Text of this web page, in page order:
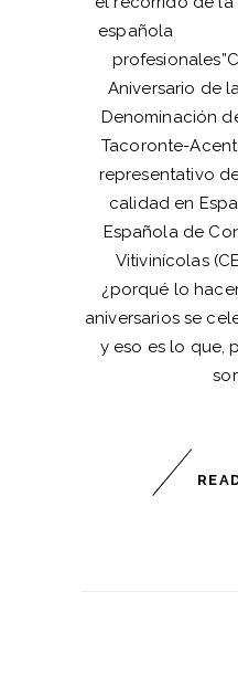
española
Aniversario de
Denominación
Tacoronte-
representativo
calidad en
Española de
Vitivinícolas
¿porqué lo
aniversarios se
y eso es lo que,